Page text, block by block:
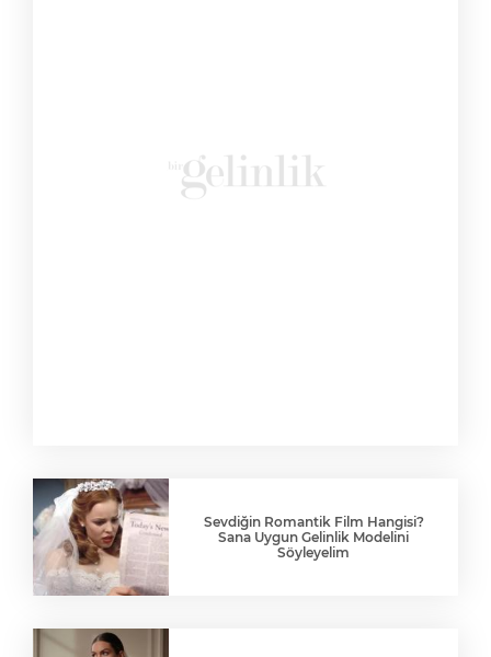
Sevdiğin Romantik Film Hangisi?
Sana Uygun Gelinlik Modelini
Söyleyelim